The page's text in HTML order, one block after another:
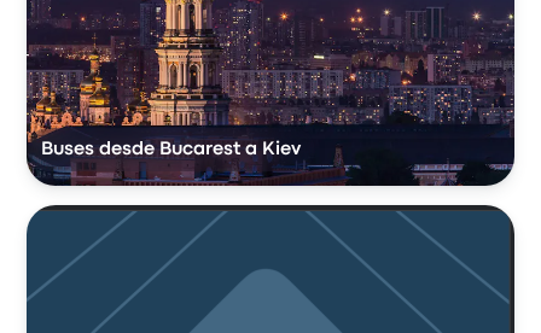
Buses desde Bucarest a Kiev